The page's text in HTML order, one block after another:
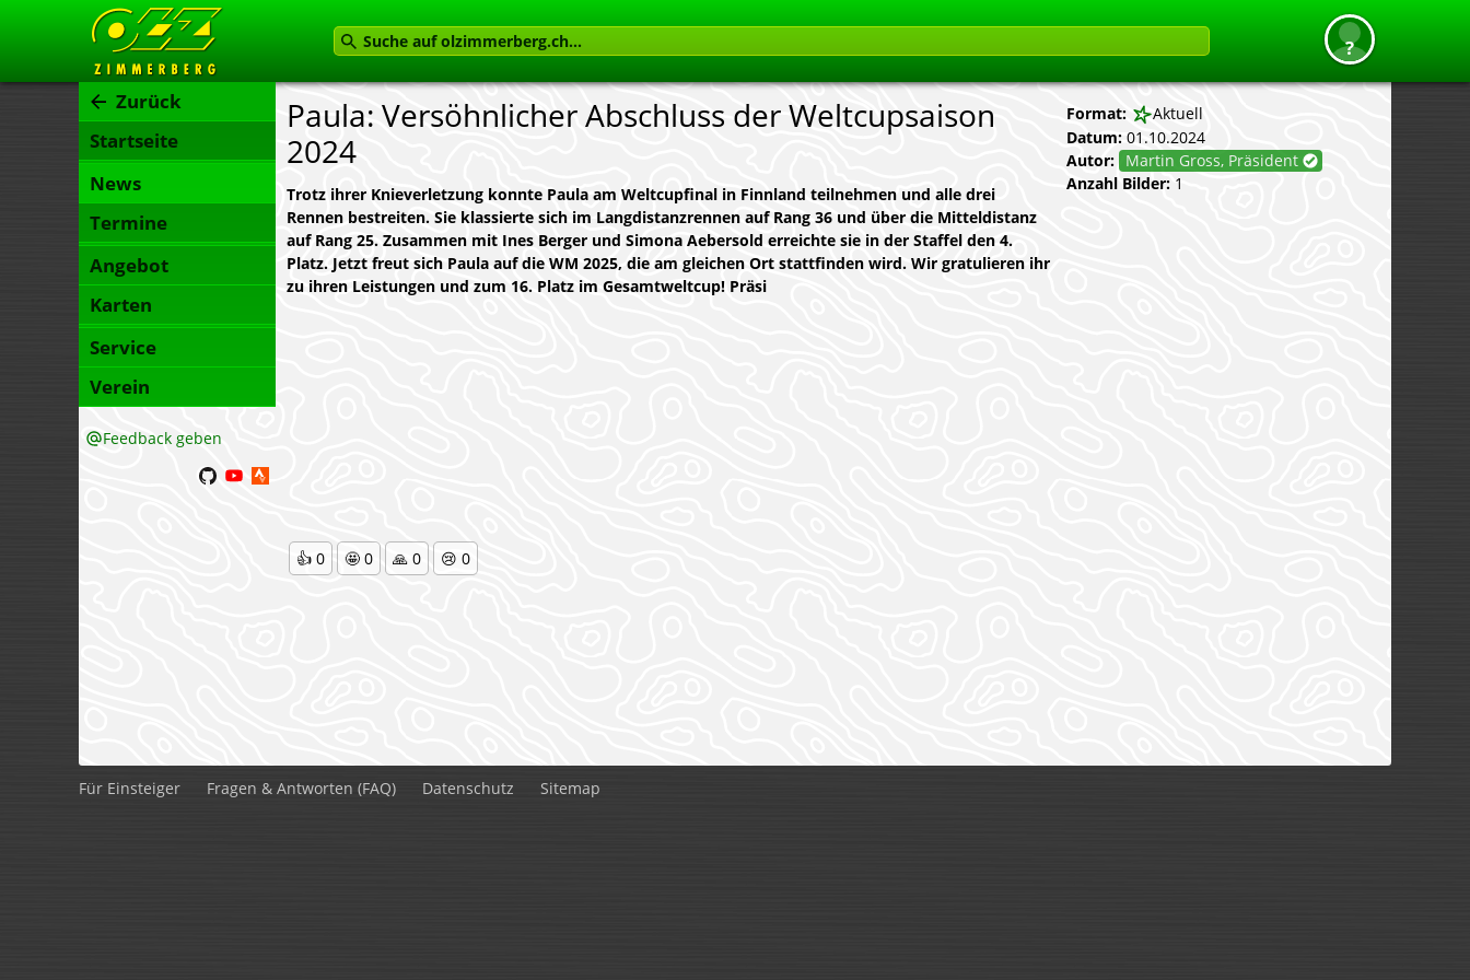
Zurück
Startseite
News
Termine
Angebot
Karten
Service
Verein
Feedback geben
Format:
Aktuell
Datum: 01.10.2024
Autor: Martin Gross, Präsident
Anzahl Bilder: 1
Paula: Versöhnlicher Abschluss der Weltcupsaison
2024
Trotz ihrer Knieverletzung konnte Paula am Weltcupfinal in Finnland teilnehmen und alle drei
Rennen bestreiten. Sie klassierte sich im Langdistanzrennen auf Rang 36 und über die Mitteldistanz
auf Rang 25. Zusammen mit Ines Berger und Simona Aebersold erreichte sie in der Staffel den 4.
Platz. Jetzt freut sich Paula auf die WM 2025, die am gleichen Ort stattfinden wird. Wir gratulieren ihr
zu ihren Leistungen und zum 16. Platz im Gesamtweltcup! Präsi
👍 0 🤩 0 🙏 0 😢 0
Für Einsteiger Fragen & Antworten (FAQ) Datenschutz Sitemap